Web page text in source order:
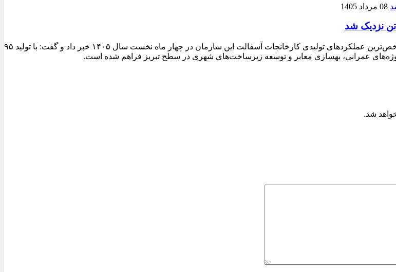
08 مرداد 1405
مدیرعامل سازمان عمران و بازآفرینی فضاهای شهری شهرداری تبریز از ثبت یکی از شاخص‌ترین عملکردهای تولیدی کارخانجات آسفالت این سازمان در چهار ماه نخست سال ۱۴۰۵ خبر داد و گفت: با تولید ۹۵
شد.